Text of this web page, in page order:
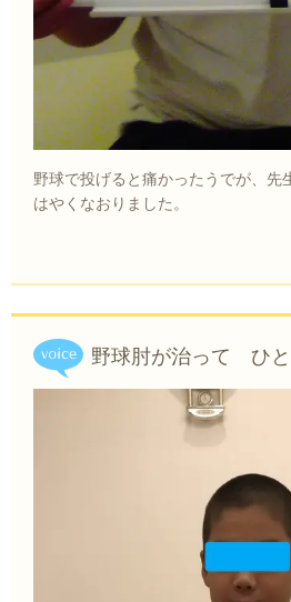
野球で投げると痛かったうでが、先
はやくなおりました。
野球肘が治って ひと